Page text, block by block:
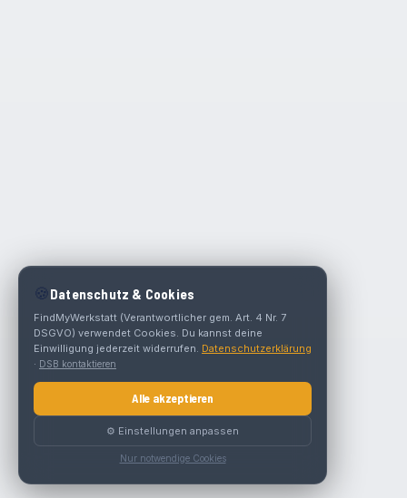
🍪 Datenschutz & Cookies
FindMyWerkstatt (Verantwortlicher gem. Art. 4 Nr. 7
DSGVO) verwendet Cookies. Du kannst deine
Einwilligung jederzeit widerrufen. Datenschutzerklärung
· DSB kontaktieren
Alle akzeptieren
⚙️ Einstellungen anpassen
Nur notwendige Cookies